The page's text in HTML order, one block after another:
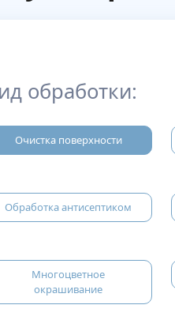
обработки:
Очистка поверхности
Обработка антисептиком
Многоцветное
окрашивание